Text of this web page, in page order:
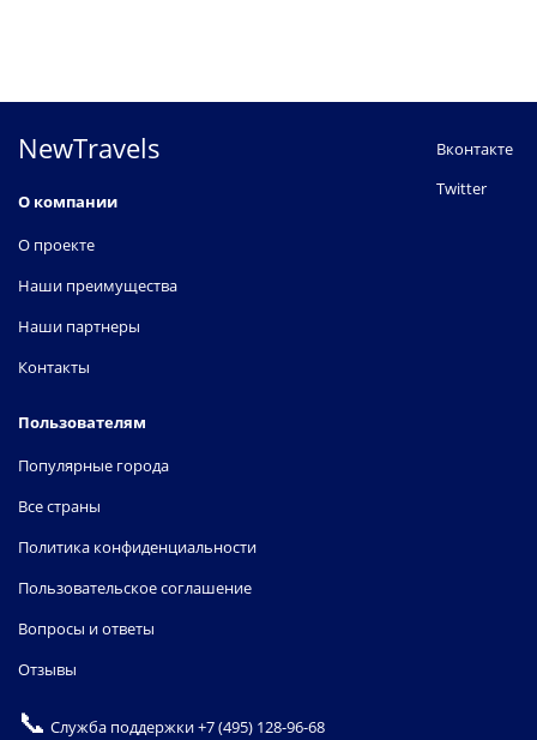
NewTravels
О компании
О проекте
Наши преимущества
Наши партнеры
Контакты
Пользователям
Популярные города
Все страны
Политика конфиденциальности
Пользовательское соглашение
Вопросы и ответы
Отзывы
Вконтакте
Twitter
📞 Служба поддержки+7 (495) 128-96-68